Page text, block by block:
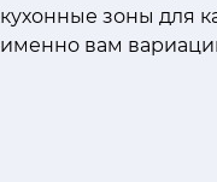
кухонные зоны для
именно вам